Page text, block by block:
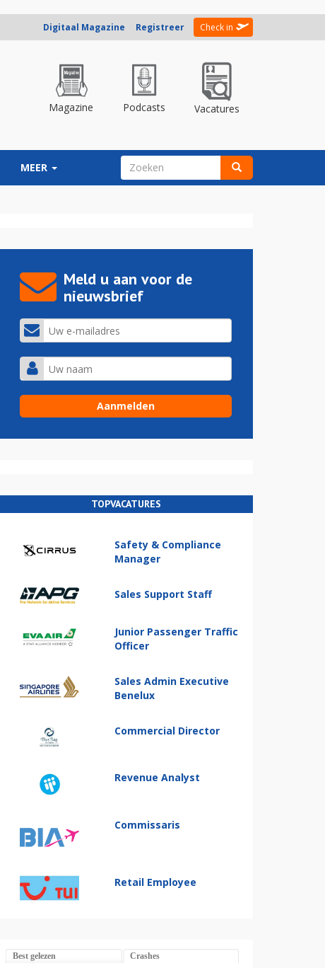
Digitaal Magazine Registreer Check in
Magazine Podcasts Vacatures
MEER ZOEKVELD
Meld u aan voor de
nieuwsbrief
TOPVACATURES
Safety & Compliance
Manager
Sales Support Staff
Junior Passenger Traffic
Officer
Sales Admin Executive
Benelux
Commercial Director
Revenue Analyst
Commissaris
Retail Employee
Best gelezen Crashes